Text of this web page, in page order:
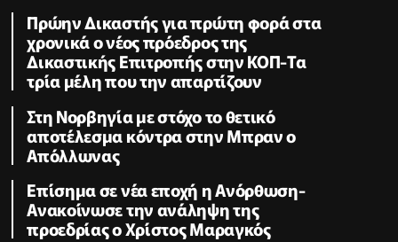
Πρώην Δικαστής για πρώτη φορά στα
χρονικά ο νέος πρόεδρος της
Δικαστικής Επιτροπής στην ΚΟΠ-Τα
τρία μέλη που την απαρτίζουν
Στη Νορβηγία με στόχο το θετικό
αποτέλεσμα κόντρα στην Μπραν ο
Απόλλωνας
Επίσημα σε νέα εποχή η Ανόρθωση-
Ανακοίνωσε την ανάληψη της
προεδρίας ο Χρίστος Μαραγκός